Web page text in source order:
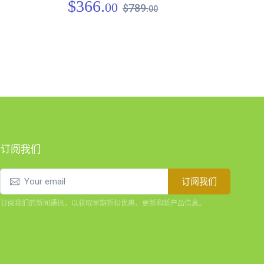
$366.00 $789.00
订阅我们
订阅我们
订阅我们的新闻通讯，以获取早期折扣优惠、更新和新产品信息。